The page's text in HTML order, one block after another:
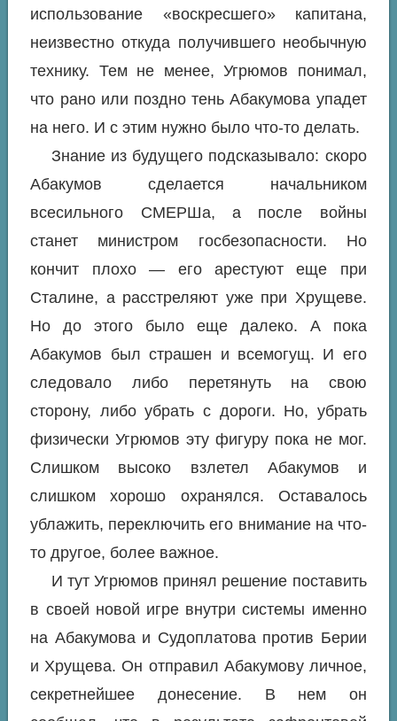
использование «воскресшего» капитана,
неизвестно откуда получившего необычную
технику. Тем не менее, Угрюмов понимал,
что рано или поздно тень Абакумова упадет
на него. И с этим нужно было что-то делать.
Знание из будущего подсказывало: скоро
Абакумов сделается начальником
всесильного СМЕРШа, а после войны
станет министром госбезопасности. Но
кончит плохо — его арестуют еще при
Сталине, а расстреляют уже при Хрущеве.
Но до этого было еще далеко. А пока
Абакумов был страшен и всемогущ. И его
следовало либо перетянуть на свою
сторону, либо убрать с дороги. Но, убрать
физически Угрюмов эту фигуру пока не мог.
Слишком высоко взлетел Абакумов и
слишком хорошо охранялся. Оставалось
ублажить, переключить его внимание на что-
то другое, более важное.
И тут Угрюмов принял решение поставить
в своей новой игре внутри системы именно
на Абакумова и Судоплатова против Берии
и Хрущева. Он отправил Абакумову личное,
секретнейшее донесение. В нем он